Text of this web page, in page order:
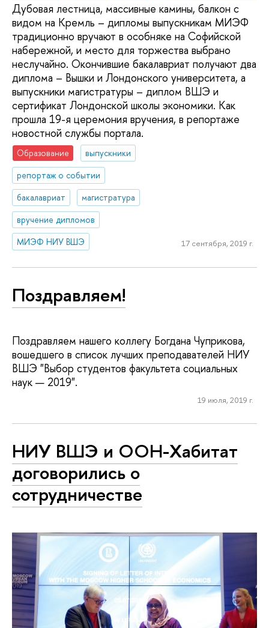
Дубовая лестница, массивные камины, балкон с
видом на Кремль – дипломы выпускникам МИЭФ
традиционно вручают в особняке на Софийской
набережной, и место для торжества выбрано
неслучайно. Окончившие бакалавриат получают два
диплома – Вышки и Лондонского университета, а
выпускники магистратуры – диплом ВШЭ и
сертификат Лондонской школы экономики. Как
прошла 19-я церемония вручения, в репортаже
новостной службы портала.
Образование
выпускники
репортаж о событии
бакалавриат
магистратура
вручение дипломов
МИЭФ НИУ ВШЭ
17 сентября, 2019 г.
Поздравляем!
Поздравляем нашего коллегу Богдана Чуприкова,
вошедшего в список лучших преподавателей НИУ
ВШЭ "Выбор студентов факультета социальных
наук — 2019".
19 июля, 2019 г.
НИУ ВШЭ и ООН-Хабитат
договорились о
сотрудничестве